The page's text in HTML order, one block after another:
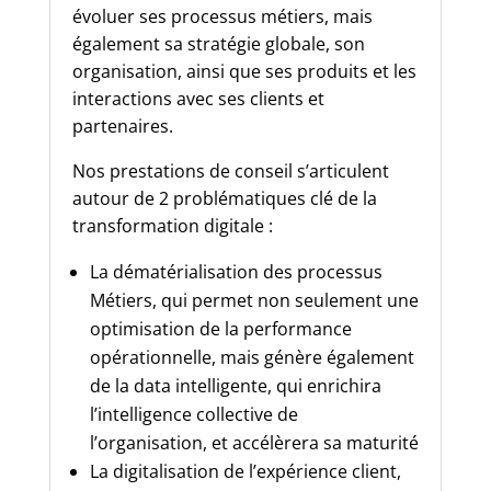
évoluer ses processus métiers, mais
également sa stratégie globale, son
organisation, ainsi que ses produits et les
interactions avec ses clients et
partenaires.
Nos prestations de conseil s’articulent
autour de 2 problématiques clé de la
transformation digitale :
La dématérialisation des processus
Métiers, qui permet non seulement une
optimisation de la performance
opérationnelle, mais génère également
de la data intelligente, qui enrichira
l’intelligence collective de
l’organisation, et accélèrera sa maturité
La digitalisation de l’expérience client,